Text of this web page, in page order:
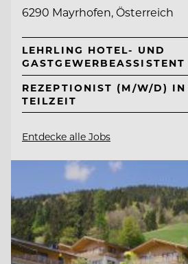
6290 Mayrhofen, Österreich
LEHRLING HOTEL- UND
REZEPTIONIST (M/W/D) IN
TEILZEIT
Entdecke alle Jobs